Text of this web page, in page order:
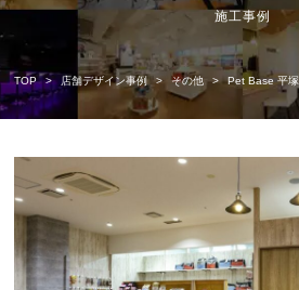
施工事例
TOP 店舗デザイン事例 その他 Pet Base 平塚